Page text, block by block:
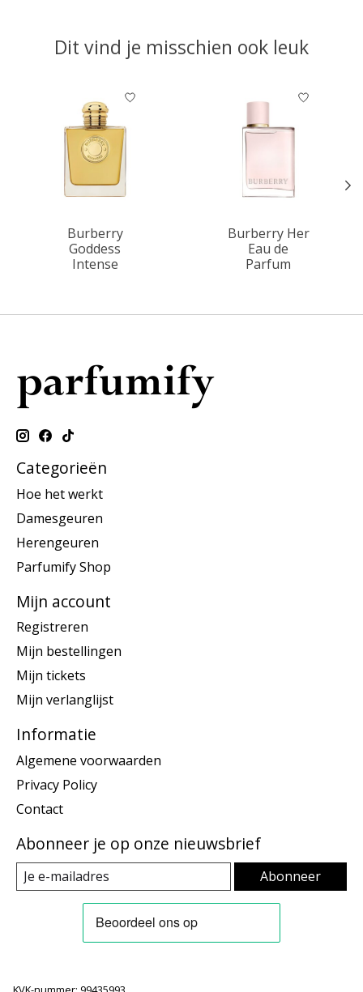
Dit vind je misschien ook leuk
Items van productcarrousel
Burberry
Goddess
Intense
Burberry Her
Eau de
Parfum
Categorieën
Hoe het werkt
Damesgeuren
Herengeuren
Parfumify Shop
Mijn account
Registreren
Mijn bestellingen
Mijn tickets
Mijn verlanglijst
Informatie
Algemene voorwaarden
Privacy Policy
Contact
Abonneer je op onze nieuwsbrief
Abonneer